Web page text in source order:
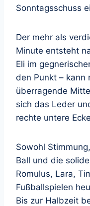
Sonntagsschuss
Der mehr als
Minute entsteht
Eli im
den Punkt – kann
überragende
sich das Leder
rechte untere
Sowohl
Ball und die
Romulus, Lara,
Fußballspielen
Bis zur Halbzeit